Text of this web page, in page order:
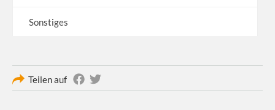
Sonstiges
Teilen auf